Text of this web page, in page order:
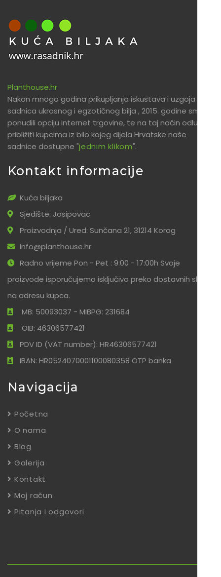
Planthouse.hr
Nakon mnogo godina prikupljanja iskustava i uzgoja
sadnica ukrasnog i egzotičnog bilja , 2015. godine smo
ponudili opciju internet trgovine, te na taj način odlučili
približiti kupcima iz bilo kojeg dijela Hrvatske naše
sadnice dostupne "jednim klikom".
Kontakt informacije
Kuća biljaka
Sjedište: Josipovac
Proizvodnja / Ured: Sunčana 21, 31214 Korog
info@planthouse.hr
Radno vrijeme Pon - Pet : 9:00 - 17:00h Svoje
proizvode isporučujemo isključivo preko dostavnih službi
na adresu kupca.
MB: 50093037 - MIBPG: 231684
OIB: 46306577421
PDV ID (VAT number): HR46306577421
IBAN: HR0524070001100080358 OTP banka
Navigacija
Početna
O nama
Blog
Galerija
Kontakt
Moj račun
Pitanja i odgovori